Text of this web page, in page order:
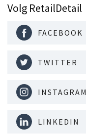
Volg RetailDetail
FACEBOOK
TWITTER
INSTAGRAM
LINKEDIN